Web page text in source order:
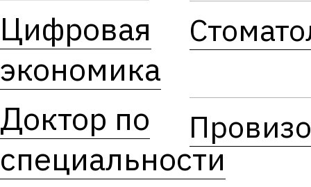
Цифровая
экономика
Доктор по
специальности